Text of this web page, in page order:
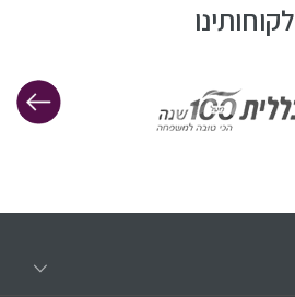
לקוחותינו